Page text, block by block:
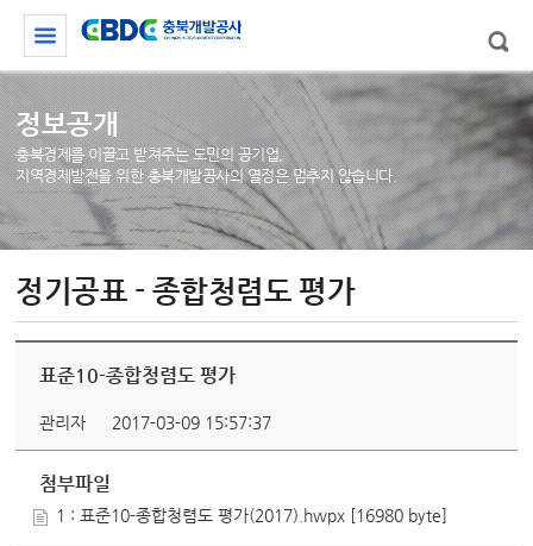
정보공개
충북경제를 이끌고 받쳐주는 도민의 공기업,
지역경제발전을 위한 충북개발공사의 열정은 멈추지 않습니다.
정기공표 - 종합청렴도 평가
표준10-종합청렴도 평가
관리자 2017-03-09 15:57:37
첨부파일
1 : 표준10-종합청렴도 평가(2017).hwpx [16980 byte]